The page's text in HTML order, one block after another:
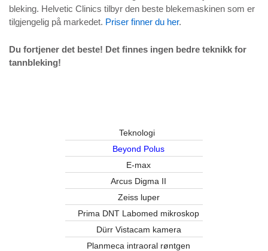
bleking. Helvetic Clinics tilbyr den beste blekemaskinen som er
tilgjengelig på markedet. Priser finner du her.
Du fortjener det beste! Det finnes ingen bedre teknikk for
tannbleking!
Teknologi
Beyond Polus
E-max
Arcus Digma II
Zeiss luper
Prima DNT Labomed mikroskop
Dürr Vistacam kamera
Planmeca intraoral røntgen